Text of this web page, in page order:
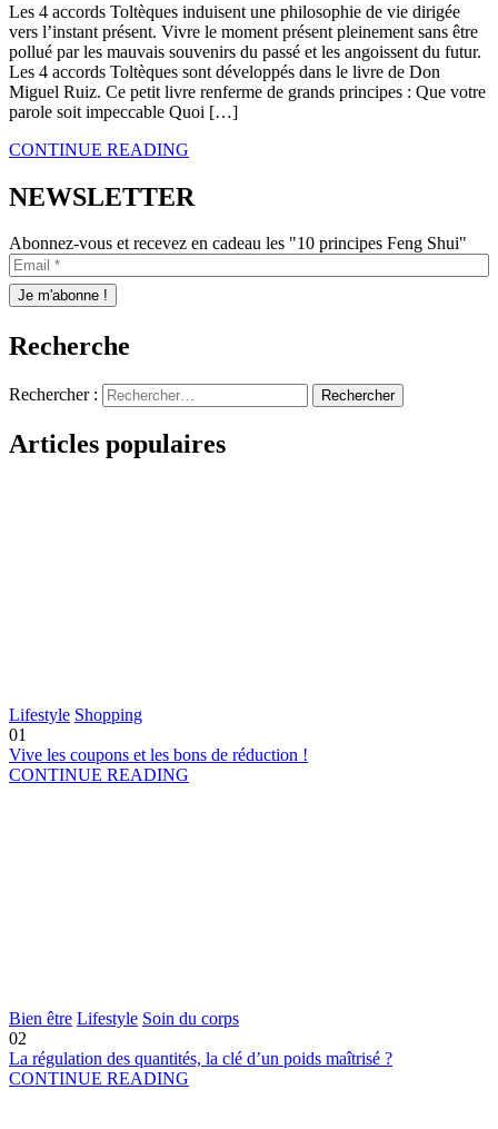
Les 4 accords Toltèques induisent une philosophie de vie dirigée
vers l’instant présent. Vivre le moment présent pleinement sans être
pollué par les mauvais souvenirs du passé et les angoissent du futur.
Les 4 accords Toltèques sont développés dans le livre de Don
Miguel Ruiz. Ce petit livre renferme de grands principes : Que votre
parole soit impeccable Quoi […]
CONTINUE READING
NEWSLETTER
Abonnez-vous et recevez en cadeau les "10 principes Feng Shui"
Recherche
Rechercher :
Articles populaires
Lifestyle Shopping
01
Vive les coupons et les bons de réduction !
CONTINUE READING
Bien être Lifestyle Soin du corps
02
La régulation des quantités, la clé d’un poids maîtrisé ?
CONTINUE READING